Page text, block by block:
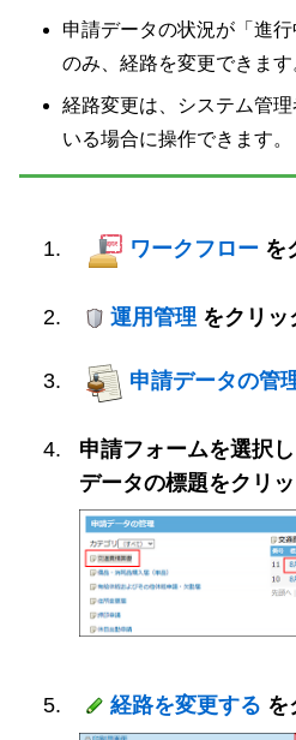
申請データの状況が「進
のみ、経路を変更できます
経路変更は、システム管
いる場合に操作できます。
ワークフロー を
運用管理 をクリッ
申請データの管
申請フォームを選択
データの標題をクリッ
経路を変更する を